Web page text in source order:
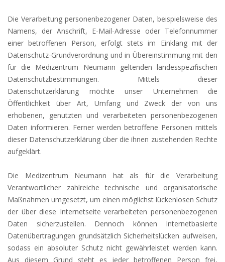
Die Verarbeitung personenbezogener Daten, beispielsweise des
Namens, der Anschrift, E-Mail-Adresse oder Telefonnummer
einer betroffenen Person, erfolgt stets im Einklang mit der
Datenschutz-Grundverordnung und in Übereinstimmung mit den
für die Medizentrum Neumann geltenden landesspezifischen
Datenschutzbestimmungen. Mittels dieser
Datenschutzerklärung möchte unser Unternehmen die
Öffentlichkeit über Art, Umfang und Zweck der von uns
erhobenen, genutzten und verarbeiteten personenbezogenen
Daten informieren. Ferner werden betroffene Personen mittels
dieser Datenschutzerklärung über die ihnen zustehenden Rechte
aufgeklärt.
Die Medizentrum Neumann hat als für die Verarbeitung
Verantwortlicher zahlreiche technische und organisatorische
Maßnahmen umgesetzt, um einen möglichst lückenlosen Schutz
der über diese Internetseite verarbeiteten personenbezogenen
Daten sicherzustellen. Dennoch können Internetbasierte
Datenübertragungen grundsätzlich Sicherheitslücken aufweisen,
sodass ein absoluter Schutz nicht gewährleistet werden kann.
Aus diesem Grund steht es jeder betroffenen Person frei,